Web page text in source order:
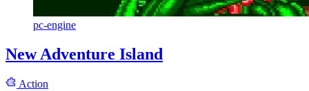
pc-engine
New Adventure Island
Action